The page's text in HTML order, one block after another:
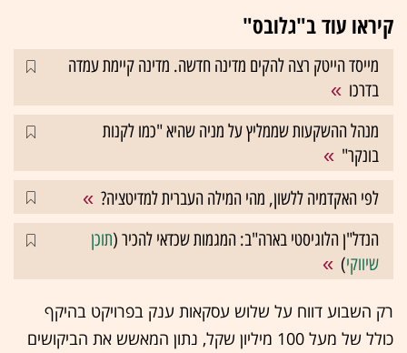
קיראו עוד ב"גלובס"
מייסד הייטק רצה להקים מדינה חדשה. מדינה קיימת עמדה
בדרכו
מנהל ההשקעות שממליץ על מניה שהיא "כמו לקנות
בונקר"
לפי האקדמיה ללשון, מהי המילה העברית למדיטציה?
הנדל"ן הלוגיסטי בארה"ב: המגמות שכדאי להכיר (תוכן
שיווקי)
רק השבוע דווח על שלוש עסקאות ענק בפרויקט בהיקף
כולל של מעל 100 מיליון שקל, נתון המאשש את הביקושים